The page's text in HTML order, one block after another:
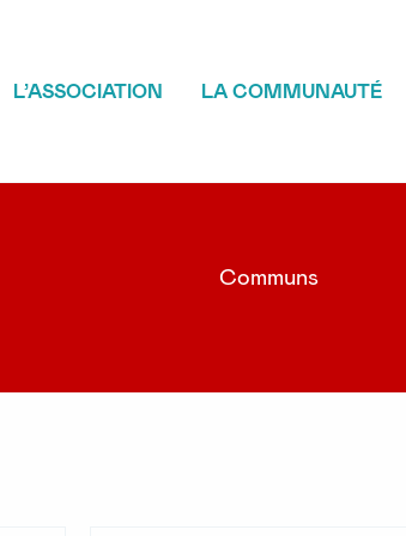
L’ASSOCIATION LA COMMUNAUTÉ
Communs